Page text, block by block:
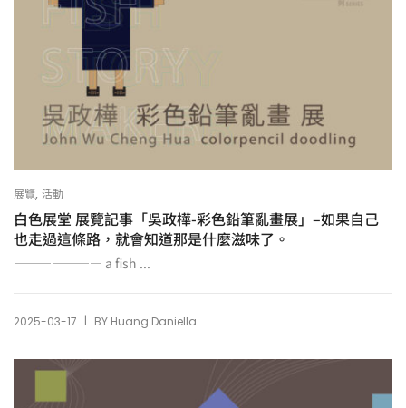
展覽, 活動
白色展堂 展覽記事「吳政樺-彩色鉛筆亂畫展」–如果自己
也走過這條路，就會知道那是什麼滋味了。
——————— a fish ...
2025-03-17 | BY Huang Daniella